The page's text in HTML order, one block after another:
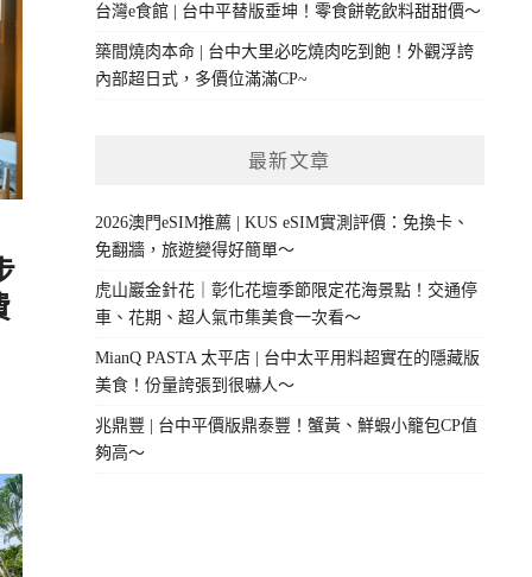
台灣e食館 | 台中平替版垂坤！零食餅乾飲料甜甜價～
築間燒肉本命 | 台中大里必吃燒肉吃到飽！外觀浮誇
內部超日式，多價位滿滿CP~
最新文章
2026澳門eSIM推薦 | KUS eSIM實測評價：免換卡、
免翻牆，旅遊變得好簡單～
虎山巖金針花｜彰化花壇季節限定花海景點！交通停
車、花期、超人氣市集美食一次看～
MianQ PASTA 太平店 | 台中太平用料超實在的隱藏版
美食！份量誇張到很嚇人～
兆鼎豐 | 台中平價版鼎泰豐！蟹黃、鮮蝦小籠包CP值
夠高～